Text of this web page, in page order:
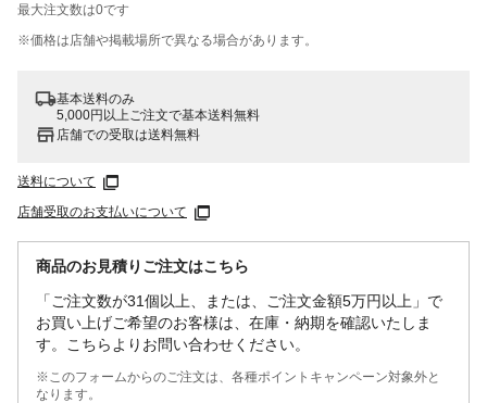
最大注文数は0です
※価格は​店舗や​掲載場所で​異なる​場合が​あります。
基本送料のみ
5,000円以上ご注文で基本送料無料
店舗での受取は送料無料
送料について
店舗受取のお支払いについて
商品のお見積りご注文はこちら
「ご注文数が31個以上、または、ご注文金額5万円以上」で
お買い上げご希望のお客様は、在庫・納期を確認いたしま
す。こちらよりお問い合わせください。
※このフォームからのご注文は、各種ポイントキャンペーン対象外と
なります。